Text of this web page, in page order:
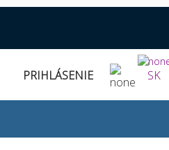
PRIHLÁSENIE SK